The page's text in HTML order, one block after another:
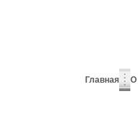
Главная О